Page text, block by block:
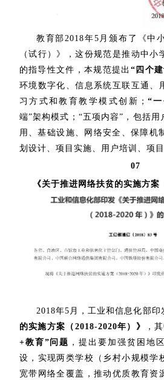
教育部2018年5月颁布了《中
（试行）》，这份规范是推动中小
的指导性文件，本规范提出 “四个
环境数字化、信息系统互联互通、
习方式和教育教学模式创新； “
端”架构模式；“五项内容”，包括用
用、基础设施、网络安全、保障机
划设计、项目实施、用户培训、项
07
《关于推进网络扶贫的实施方案
2018年5月，工业和信息化部印
的实施方案（2018-2020年）》
，
+教育”问题 ，提出要加强贫困地
设，实现两类学校（乡村小规模学
宽带网络全覆盖，推动优质教育资